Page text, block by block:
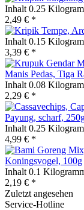
Inhalt 0.25
2,49 € *
Inhalt 0.15
3,39 € *
Manis Pedas, Tiga
Inhalt 0.08
2,29 € *
Payung, scharf,
Inhalt 0.25
4,99 € *
Koningsvogel, 100g
Inhalt 0.1
2,19 € *
Zuletzt angesehen
Service-Hotline